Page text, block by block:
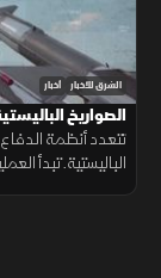
الشرق للأخبار أخبار
الصواريخ
تتعدد أنظمة
الباليستية. تبدأ